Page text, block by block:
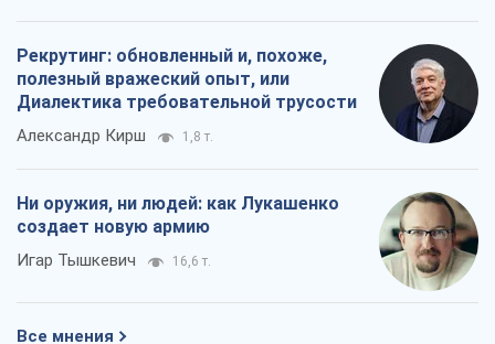
Рекрутинг: обновленный и, похоже,
полезный вражеский опыт, или
Диалектика требовательной трусости
Александр Кирш 1,8 т.
Ни оружия, ни людей: как Лукашенко
создает новую армию
Игар Тышкевич 16,6 т.
Все мнения